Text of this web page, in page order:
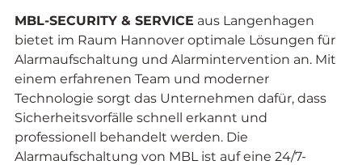
MBL-SECURITY & SERVICE aus Langenhagen
bietet im Raum Hannover optimale Lösungen für
Alarmaufschaltung und Alarmintervention an. Mit
einem erfahrenen Team und moderner
Technologie sorgt das Unternehmen dafür, dass
Sicherheitsvorfälle schnell erkannt und
professionell behandelt werden. Die
Alarmaufschaltung von MBL ist auf eine 24/7-